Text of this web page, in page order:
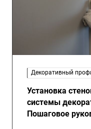
Декоративный
Установка
системы
Пошаговое